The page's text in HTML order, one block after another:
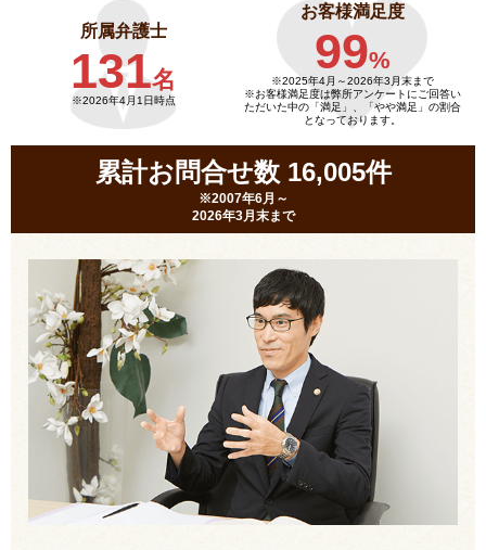
所属弁護士
131名
※2026年4月1日時点
お客様満足度
99%
※2025年4月～2026年3月末まで
※お客様満足度は弊所アンケートにご回答い
ただいた中の「満足」、「やや満足」の割合
となっております。
累計お問合せ数 16,005件
※2007年6月～
2026年3月末まで